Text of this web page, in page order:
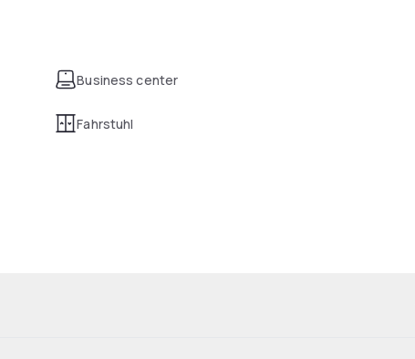
Business center
Fahrstuhl